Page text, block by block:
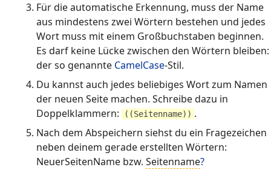
Für die automatische Erkennung, muss der Name
aus mindestens zwei Wörtern bestehen und jedes
Wort muss mit einem Großbuchstaben beginnen.
Es darf keine Lücke zwischen den Wörtern bleiben:
der so genannte CamelCase-Stil.
Du kannst auch jedes beliebiges Wort zum Namen
der neuen Seite machen. Schreibe dazu in
Doppelklammern:
((Seitenname)) .
Nach dem Abspeichern siehst du ein Fragezeichen
neben deinem gerade erstellten Wörtern:
NeuerSeitenName bzw. Seitenname?